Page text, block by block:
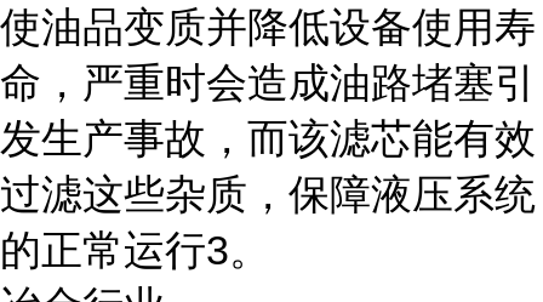
使油品变质并降低设备使用寿
命，严重时会造成油路堵塞引
发生产事故，而该滤芯能有效
过滤这些杂质，保障液压系统
的正常运行3。